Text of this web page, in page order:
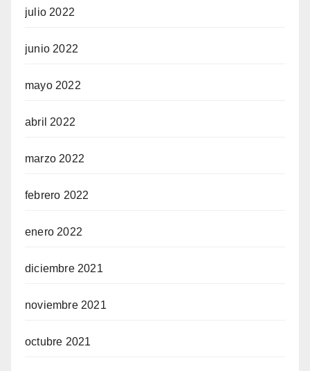
julio 2022
junio 2022
mayo 2022
abril 2022
marzo 2022
febrero 2022
enero 2022
diciembre 2021
noviembre 2021
octubre 2021